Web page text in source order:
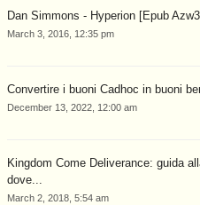
Dan Simmons - Hyperion [Epub
March 3, 2016, 12:35 pm
Convertire i buoni Cadhoc in buoni
December 13, 2022, 12:00 am
Kingdom Come Deliverance: guida
dove...
March 2, 2018, 5:54 am